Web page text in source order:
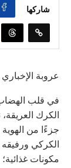
شاركها
عروبة
في قلب الهضاب
الكرك
جزءًا من
الكركي
مكونات غذائية؛